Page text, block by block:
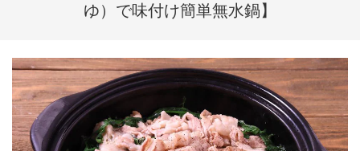
ゆ）で味付け簡単無水鍋】